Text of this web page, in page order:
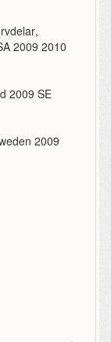
,
2009 2010
2009 SE
2009